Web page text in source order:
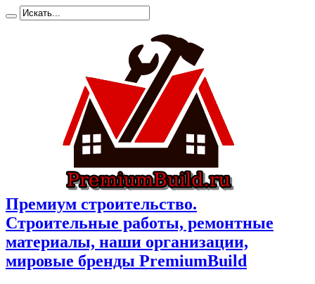
Премиум cтроительство.
Cтроительные работы, ремонтные
материалы, наши организации,
мировые бренды PremiumBuild